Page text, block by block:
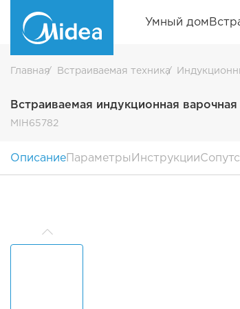
Умный дом
Главная Встраиваемая техника
Встраиваемая индукционная
MIH65782
ОписаниеПараметрыИнструкции